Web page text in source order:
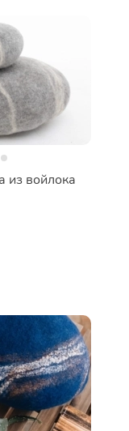
из войлока